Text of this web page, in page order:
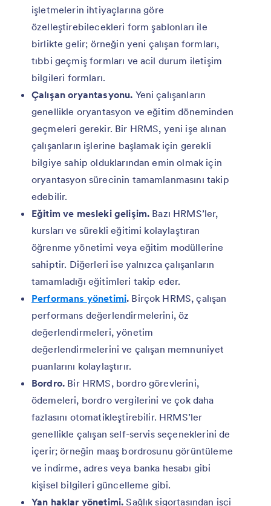
işletmelerin ihtiyaçlarına göre
özelleştirebilecekleri form şablonları ile
birlikte gelir; örneğin yeni çalışan formları,
tıbbi geçmiş formları ve acil durum iletişim
bilgileri formları.
Çalışan oryantasyonu. Yeni çalışanların
genellikle oryantasyon ve eğitim döneminden
geçmeleri gerekir. Bir HRMS, yeni işe alınan
çalışanların işlerine başlamak için gerekli
bilgiye sahip olduklarından emin olmak için
oryantasyon sürecinin tamamlanmasını takip
edebilir.
Eğitim ve mesleki gelişim. Bazı HRMS’ler,
kursları ve sürekli eğitimi kolaylaştıran
öğrenme yönetimi veya eğitim modüllerine
sahiptir. Diğerleri ise yalnızca çalışanların
tamamladığı eğitimleri takip eder.
Performans yönetimi. Birçok HRMS, çalışan
performans değerlendirmelerini, öz
değerlendirmeleri, yönetim
değerlendirmelerini ve çalışan memnuniyet
puanlarını kolaylaştırır.
Bordro. Bir HRMS, bordro görevlerini,
ödemeleri, bordro vergilerini ve çok daha
fazlasını otomatikleştirebilir. HRMS’ler
genellikle çalışan self-servis seçeneklerini de
içerir; örneğin maaş bordrosunu görüntüleme
ve indirme, adres veya banka hesabı gibi
kişisel bilgileri güncelleme gibi.
Yan haklar yönetimi.Sağlık sigortasından işçi